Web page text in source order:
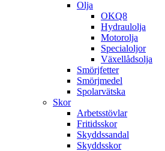
Olja
OKQ8
Hydraulolja
Motorolja
Specialoljor
Växellådsolja
Smörjfetter
Smörjmedel
Spolarvätska
Skor
Arbetsstövlar
Fritidsskor
Skyddssandal
Skyddsskor